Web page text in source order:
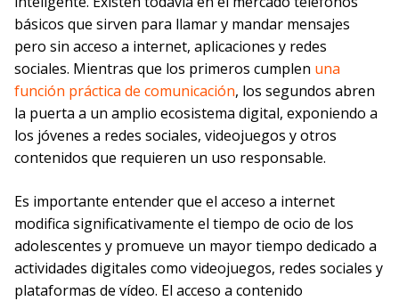
básicos que sirven para llamar y mandar mensajes
pero sin acceso a internet, aplicaciones y redes
sociales. Mientras que los primeros cumplen una
función práctica de comunicación, los segundos abren
la puerta a un amplio ecosistema digital, exponiendo a
los jóvenes a redes sociales, videojuegos y otros
contenidos que requieren un uso responsable.
Es importante entender que el acceso a internet
modifica significativamente el tiempo de ocio de los
adolescentes y promueve un mayor tiempo dedicado a
actividades digitales como videojuegos, redes sociales y
plataformas de vídeo. El acceso a contenido